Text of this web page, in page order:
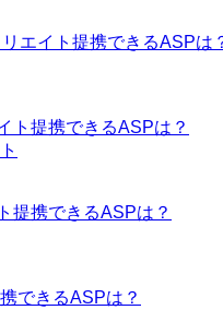
エイト提携できるASPは
ト提携できるASPは？
提携できるASPは？
できるASPは？